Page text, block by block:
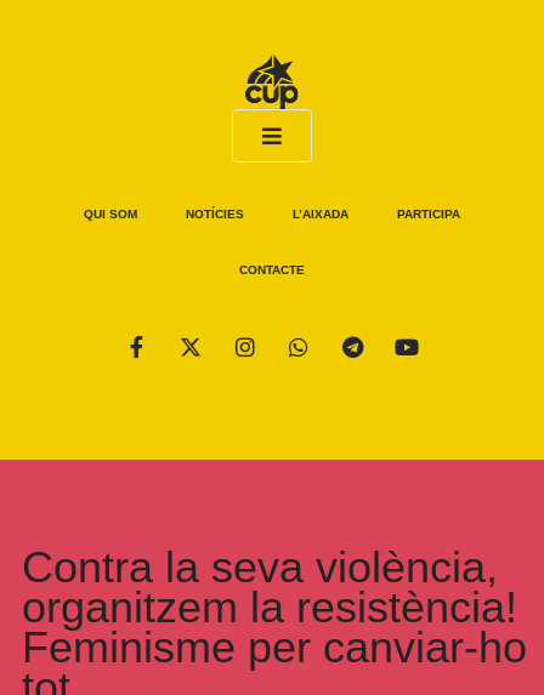
QUI SOM NOTÍCIES L’AIXADA PARTICIPA
CONTACTE
Contra la seva violència,
organitzem la resistència!
Feminisme per canviar-ho